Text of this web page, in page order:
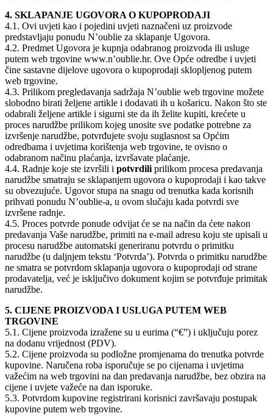
4. SKLAPANJE UGOVORA O KUPOPRODAJI
4.1. Ovi uvjeti kao i pojedini uvjeti naznačeni uz proizvode
predstavljaju ponudu N’oublie za sklapanje Ugovora.
4.2. Predmet Ugovora je kupnja odabranog proizvoda ili usluge
putem web trgovine www.n’oublie.hr. Ove Opće odredbe i uvjeti
čine sastavne dijelove ugovora o kupoprodaji sklopljenog putem
web trgovine.
4.3. Prilikom pregledavanja sadržaja N’oublie web trgovine možete
slobodno birati željene artikle i dodavati ih u košaricu. Nakon što ste
odabrali željene artikle i sigurni ste da ih želite kupiti, krećete u
proces narudžbe prilikom kojeg unosite sve podatke potrebne za
izvršenje narudžbe, potvrđujete svoju suglasnost sa Općim
odredbama i uvjetima korištenja web trgovine, te ovisno o
odabranom načinu plaćanja, izvršavate plaćanje.
4.4. Radnje koje ste izvršili i potvrdili prilikom procesa predavanja
narudžbe smatraju se sklapanjem ugovora o kupoprodaji i kao takve
su obvezujuće. Ugovor stupa na snagu od trenutka kada korisnih
prihvati ponudu N’oublie-a, u ovom slučaju kada potvrdi sve
izvršene radnje.
4.5. Proces potvrde ponude odvijat će se na način da ćete nakon
predavanja Vaše narudžbe, primiti na e-mail adresu koju ste upisali u
procesu narudžbe automatski generiranu potvrdu o primitku
narudžbe (u daljnjem tekstu ‘Potvrda’). Potvrda o primitku narudžbe
ne smatra se potvrdom sklapanja ugovora o kupoprodaji od strane
prodavatelja, već je isključivo dokument kojim se potvrđuje primitak
narudžbe.
5. CIJENE PROIZVODA I USLUGA PUTEM WEB
TRGOVINE
5.1. Cijene proizvoda izražene su u eurima (“€”) i uključuju porez
na dodanu vrijednost (PDV).
5.2. Cijene proizvoda su podložne promjenama do trenutka potvrde
kupovine. Naručena roba isporučuje se po cijenama i uvjetima
važećim na web trgovini na dan predavanja narudžbe, bez obzira na
cijene i uvjete važeće na dan isporuke.
5.3. Potvrdom kupovine registrirani korisnici završavaju postupak
kupovine putem web trgovine.